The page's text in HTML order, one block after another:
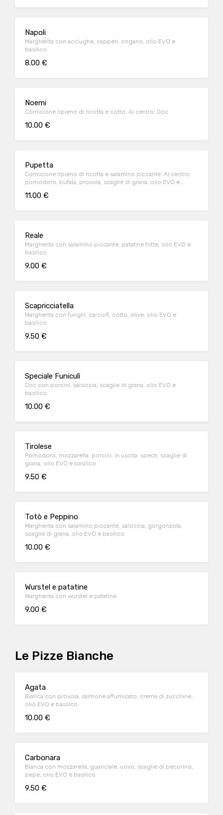
Napoli
Margherita con acciughe, capperi, origano, olio EVO e
basilico
8.00 €
Noemi
Cornicione ripieno di ricotta e cotto. Al centro: Doc
10.00 €
Pupetta
Cornicione ripieno di ricotta e salamino piccante. Al centro:
pomodoro, bufala, provola, scaglie di grana, olio EVO e
11.00 €
Reale
Margherita con salamino piccante, patatine fritte, olio EVO e
basilico
9.00 €
Scapricciatella
Margherita con funghi, carciofi, cotto, olive, olio EVO e
basilico
9.50 €
Speciale Funiculì
Doc con porcini, salsiccia, scaglie di grana, olio EVO e
basilico
10.00 €
Tirolese
Pomodoro, mozzarella, porcini; in uscita: speck, scaglie di
grana, olio EVO e basilico
9.50 €
Totò e Peppino
Margherita con salamino piccante, salsiccia, gorgonzola,
scaglie di grana, olio EVO e basilico
10.00 €
Wurstel e patatine
Margherita con wurstel e patatine
9.00 €
Le Pizze Bianche
Agata
Bianca con provola, salmone affumicato, crema di zucchine,
olio EVO e basilico
10.00 €
Carbonara
Bianca con mozzarella, guanciale, uovo, scaglie di pecorino,
pepe, olio EVO e basilico
9.50 €